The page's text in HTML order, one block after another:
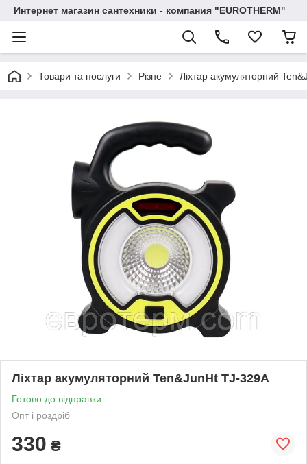
Интернет магазин сантехники - компания "EUROTHERM"
Товари та послуги Різне Ліхтар акумуляторний
Ліхтар акумуляторний Ten&JunHt TJ-329A
Готово до відправки
Опт і роздріб
330 ₴